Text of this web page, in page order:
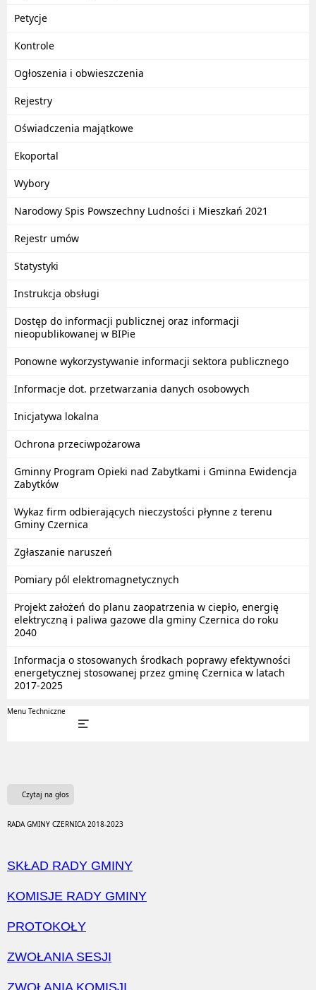
Petycje
Kontrole
Ogłoszenia i obwieszczenia
Rejestry
Oświadczenia majątkowe
Ekoportal
Wybory
Narodowy Spis Powszechny Ludności i Mieszkań 2021
Rejestr umów
Statystyki
Instrukcja obsługi
Dostęp do informacji publicznej oraz informacji
nieopublikowanej w BIPie
Ponowne wykorzystywanie informacji sektora publicznego
Informacje dot. przetwarzania danych osobowych
Inicjatywa lokalna
Ochrona przeciwpożarowa
Gminny Program Opieki nad Zabytkami i Gminna Ewidencja
Zabytków
Wykaz firm odbierających nieczystości płynne z terenu
Gminy Czernica
Zgłaszanie naruszeń
Pomiary pól elektromagnetycznych
Projekt założeń do planu zaopatrzenia w ciepło, energię
elektryczną i paliwa gazowe dla gminy Czernica do roku
2040
Informacja o stosowanych środkach poprawy efektywności
energetycznej stosowanej przez gminę Czernica w latach
2017-2025
Menu Techniczne
Czytaj na głos
RADA GMINY CZERNICA 2018-2023
SKŁAD RADY GMINY
KOMISJE RADY GMINY
PROTOKOŁY
ZWOŁANIA SESJI
ZWOŁANIA KOMISJI